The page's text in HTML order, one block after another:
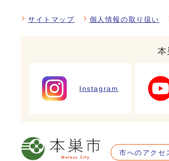
サイトマップ 個人情報の取り扱い
Instagram
市へのアクセ